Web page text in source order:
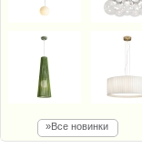
»Все новинки